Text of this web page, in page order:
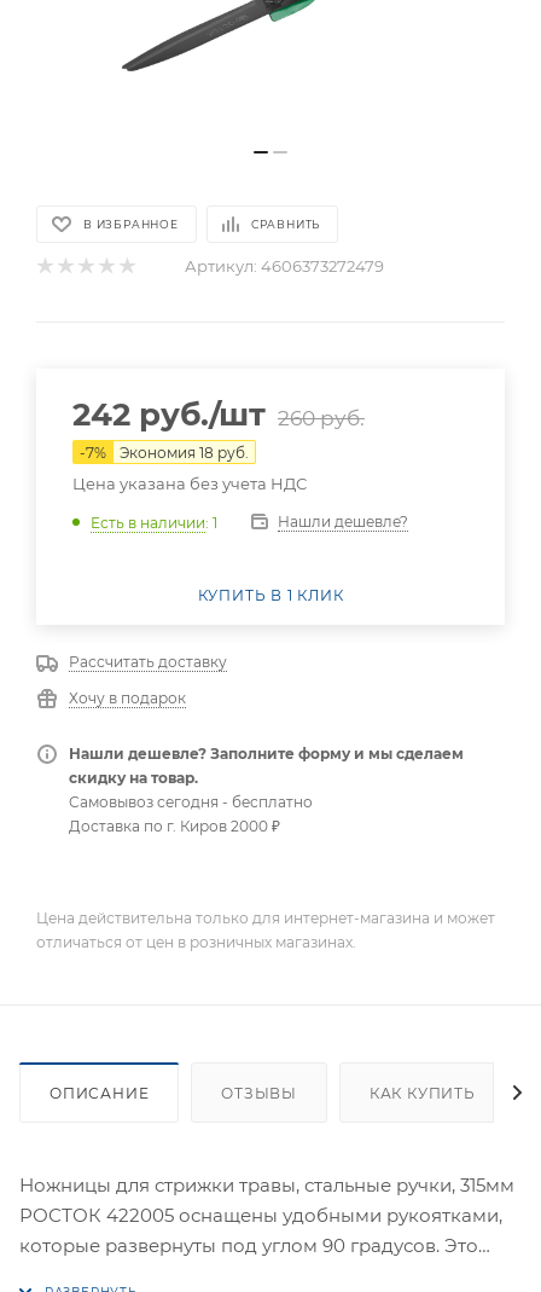
В ИЗБРАННОЕ СРАВНИТЬ
Артикул: 4606373272479
242 руб./шт 260руб.
-7% Экономия 18 руб.
Цена указана без учета НДС
Есть в наличии: 1 Нашли дешевле?
КУПИТЬ В 1 КЛИК
Рассчитать доставку
Хочу в подарок
Нашли дешевле? Заполните форму и мы сделаем
скидку на товар.
Самовывоз сегодня - бесплатно
Доставка по г. Киров 2000 ₽
Цена действительна только для интернет-магазина и может
отличаться от цен в розничных магазинах.
ОПИСАНИЕ ОТЗЫВЫ КАК КУПИТЬ
Ножницы для стрижки травы, стальные ручки, 315мм
РОСТОК 422005 оснащены удобными рукоятками,
которые развернуты под углом 90 градусов. Это